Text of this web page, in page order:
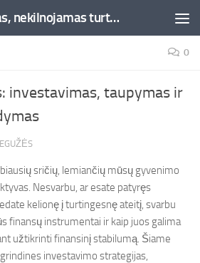
Akcijos, Investavimas, nekilnojamas turtas, kriptovaliutos - Besociai.lt
0
investavimas, taupymas ir
sričių, lemiančių mūsų gyvenimo
Nesvarbu, ar esate patyręs
kelionę į turtingesnę ateitį, svarbu
finansų instrumentai ir kaip juos galima
užtikrinti finansinį stabilumą. Šiame
investavimo strategijas,